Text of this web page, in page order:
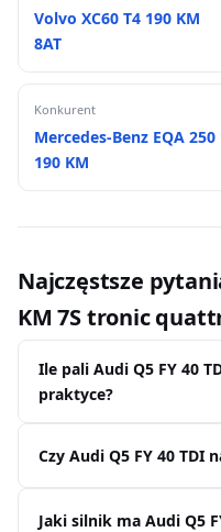
Volvo XC60 T4 190 KM
8AT
Konkurent
Mercedes-Benz EQA 250
190 KM
Najczęstsze
KM 7S tronic
Ile pali Audi Q5 FY 40
praktyce?
Czy Audi Q5 FY 40 TDI
Jaki silnik ma Audi Q5